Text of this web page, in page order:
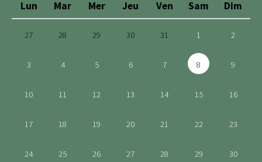
Lun Mar Mer Jeu Ven Sam Dim
27 28 29 30 31 1 2
3 4 5 6 7 8 9
10 11 12 13 14 15 16
17 18 19 20 21 22 23
24 25 26 27 28 29 30